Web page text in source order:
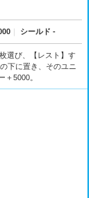
シールド -
選び、【レスト】す
下に置き、そのユニ
＋5000。